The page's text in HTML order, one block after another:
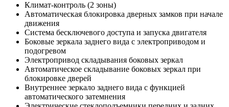
Климат-контроль (2 зоны)
Автоматическая блокировка дверных замков при начале
движения
Система бесключевого доступа и запуска двигателя
Боковые зеркала заднего вида с электроприводом и
подогревом
Электропривод складывания боковых зеркал
Автоматическое складывание боковых зеркал при
блокировке дверей
Внутреннее зеркало заднего вида с функцией
автоматического затемнения